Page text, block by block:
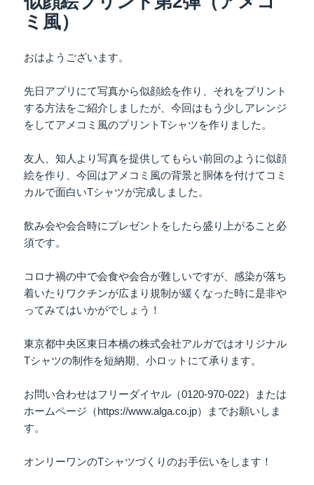
ミ風）
おはようございます。
先日アプリにて写真から似顔絵を作り、それをプリント
する方法をご紹介しましたが、今回はもう少しアレンジ
をしてアメコミ風のプリントTシャツを作りました。
友人、知人より写真を提供してもらい前回のように似顔
絵を作り、今回はアメコミ風の背景と胴体を付けてコミ
カルで面白いTシャツが完成しました。
飲み会や会合時にプレゼントをしたら盛り上がること必
須です。
コロナ禍の中で会食や会合が難しいですが、感染が落ち
着いたりワクチンが広まり規制が緩くなった時に是非や
ってみてはいかがでしょう！
東京都中央区東日本橋の株式会社アルガではオリジナル
Tシャツの制作を短納期、小ロットにて承ります。
お問い合わせはフリーダイヤル（0120-970-022）または
ホームページ（https://www.alga.co.jp）までお願いしま
す。
オンリーワンのTシャツづくりのお手伝いをします！